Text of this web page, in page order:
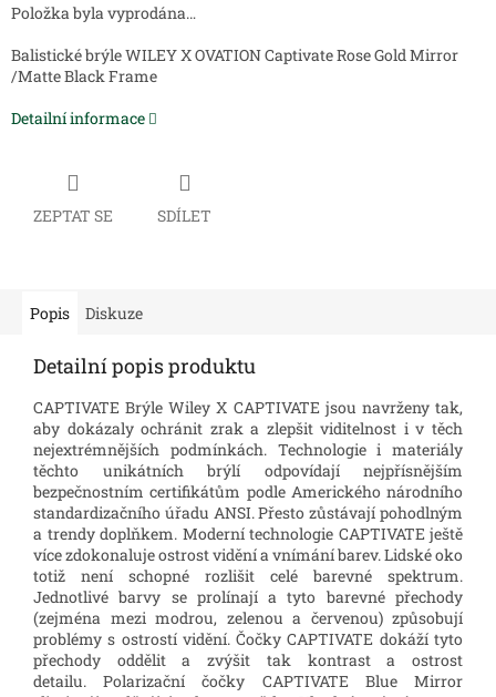
Položka byla vyprodána…
Balistické brýle WILEY X OVATION Captivate Rose Gold Mirror
/Matte Black Frame
Detailní informace
ZEPTAT SE SDÍLET
Popis Diskuze
Detailní popis produktu
CAPTIVATE Brýle Wiley X CAPTIVATE jsou navrženy tak,
aby dokázaly ochránit zrak a zlepšit viditelnost i v těch
nejextrémnějších podmínkách. Technologie i materiály
těchto unikátních brýlí odpovídají nejpřísnějším
bezpečnostním certifikátům podle Amerického národního
standardizačního úřadu ANSI. Přesto zůstávají pohodlným
a trendy doplňkem. Moderní technologie CAPTIVATE ještě
více zdokonaluje ostrost vidění a vnímání barev. Lidské oko
totiž není schopné rozlišit celé barevné spektrum.
Jednotlivé barvy se prolínají a tyto barevné přechody
(zejména mezi modrou, zelenou a červenou) způsobují
problémy s ostrostí vidění. Čočky CAPTIVATE dokáží tyto
přechody oddělit a zvýšit tak kontrast a ostrost
detailu. Polarizační čočky CAPTIVATE Blue Mirror